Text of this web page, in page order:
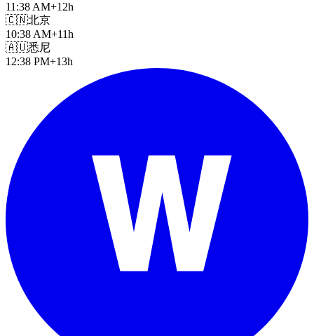
11:38 AM+12h
🇨🇳北京
10:38 AM+11h
🇦🇺悉尼
12:38 PM+13h